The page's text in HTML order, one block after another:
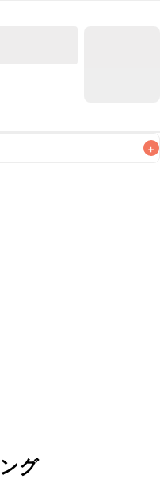
+
なるべくお早めにお召
グ